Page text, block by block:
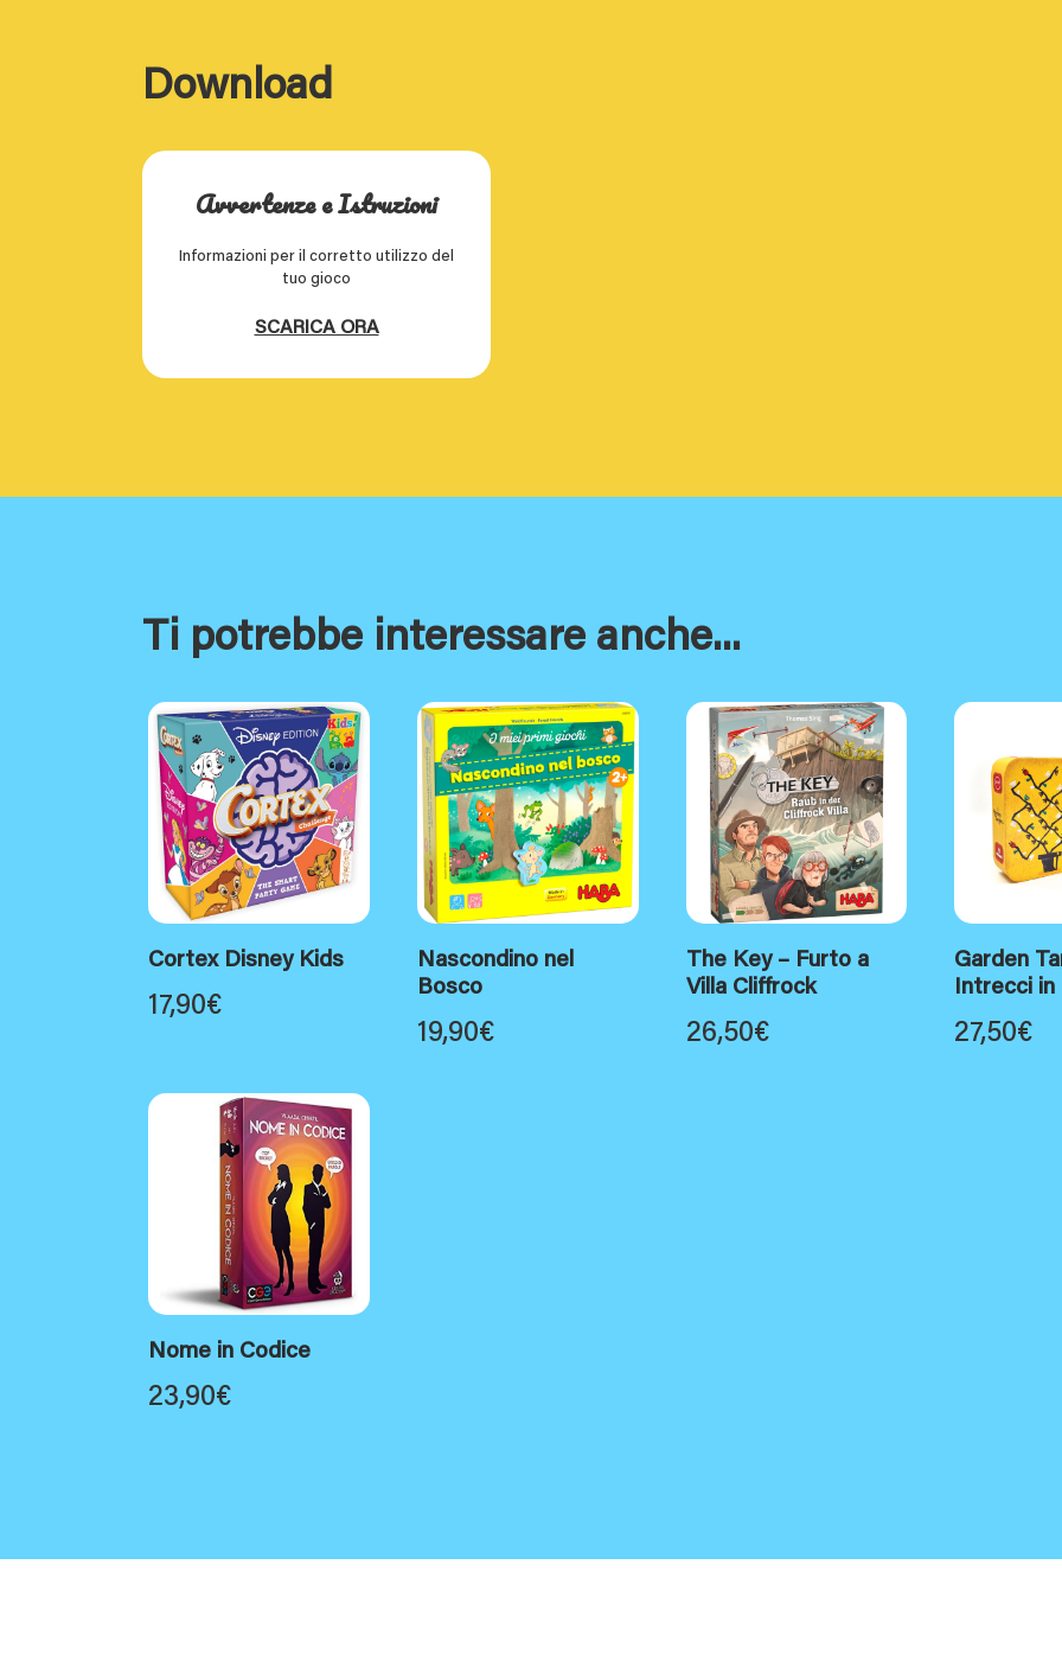
Download
Avvertenze e Istruzioni
Informazioni per il corretto utilizzo del
tuo gioco
SCARICA ORA
Ti potrebbe interessare anche...
Cortex Disney Kids
17,90€
Nascondino nel
Bosco
19,90€
The Key – Furto a
Villa Cliffrock
26,50€
Garden
Intrecci in
27,50€
Nome in Codice
23,90€